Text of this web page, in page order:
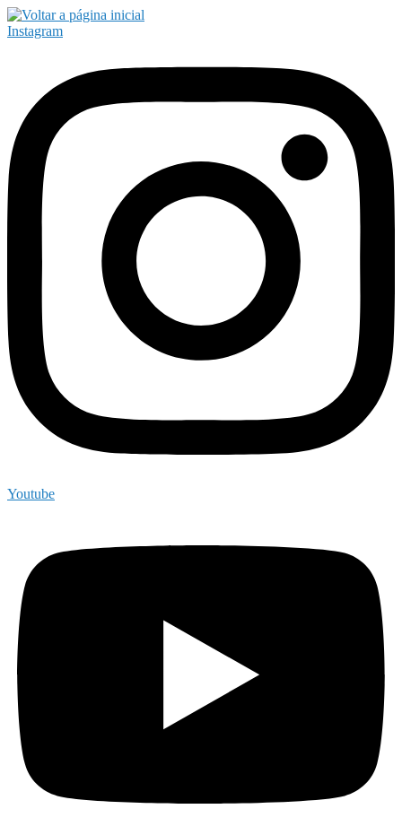
Instagram
Youtube